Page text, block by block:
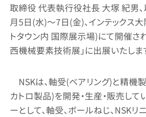
取締役 代表執行役社長 大塚 紀男、
月5日(水)～7日(金)、インテックス
トタウン内 国際展示場)にて開催さ
西機械要素技術展」に出展いたしま
NSKは、軸受(ベアリング)と精機
カトロ製品)を開発・生産・販売して
ーとして、軸受、ボールねじ、NSKリ